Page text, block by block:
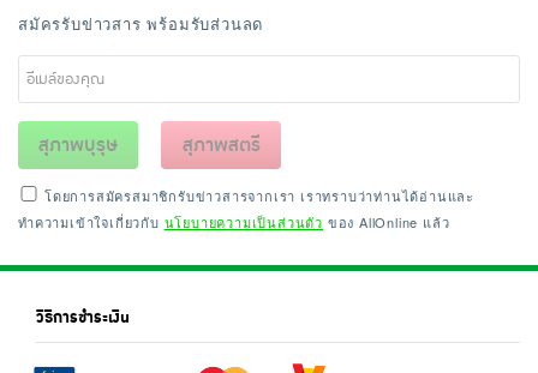
สมัครรับข่าวสาร พร้อมรับส่วนลด
สุภาพบุรุษ สุภาพสตรี
โดยการสมัครสมาชิกรับข่าวสารจากเรา เราทราบว่าท่านได้อ่านและ
ทำความเข้าใจเกี่ยวกับ นโยบายความเป็นส่วนตัว ของ AllOnline แล้ว
วิธีการชำระเงิน